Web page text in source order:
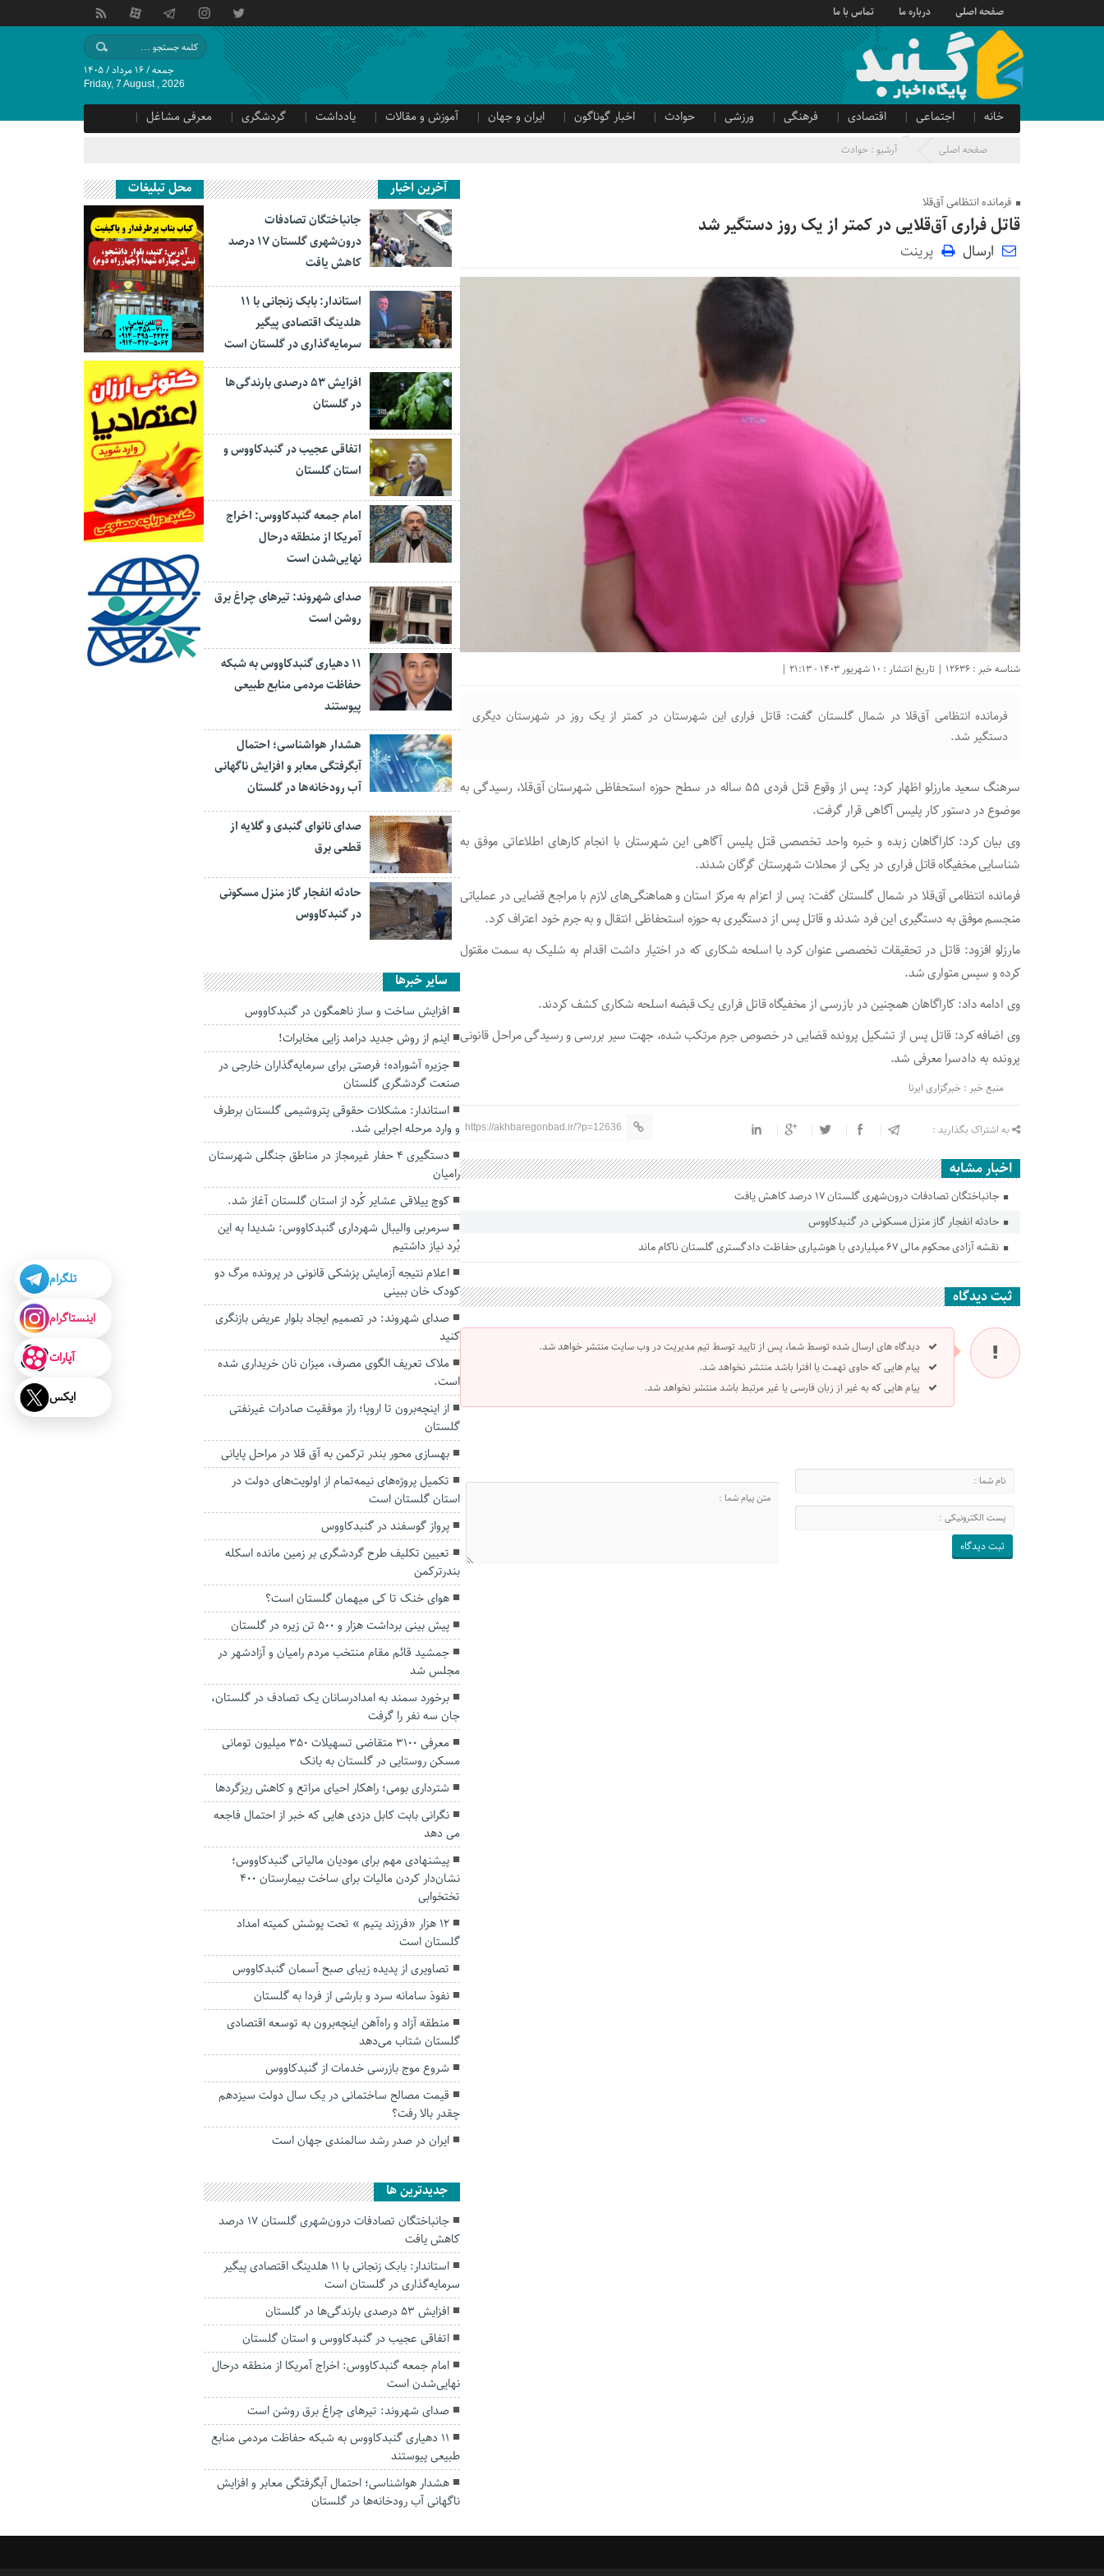
صفحه اصلی درباره ما تماس با ما
جمعه / ۱۶ مرداد / ۱۴۰۵
Friday, 7 August , 2026
خانه اجتماعی اقتصادی فرهنگی ورزشی حوادث اخبار گوناگون ایران و جهان آموزش و مقالات یادداشت گردشگری
معرفی مشاغل
صدای شهروند
آگهی دولتی صفحه اصلی آرشیو :حوادث
فرمانده انتظامی آق‌قلا
قاتل فراری آق‌قلایی در کمتر از یک روز دستگیر شد
ارسال پرینت
شناسه خبر : 12636 | تاریخ انتشار : 10 شهریور 1403 - 21:13 |
فرمانده انتظامی آق‌قلا در شمال گلستان گفت: قاتل فراری این شهرستان در کمتر از یک روز در شهرستان دیگری
دستگیر شد.
سرهنگ سعید مارزلو اظهار کرد: پس از وقوع قتل فردی ۵۵ ساله در سطح حوزه استحفاظی شهرستان آق‌قلا، رسیدگی به
موضوع در دستور کار پلیس آگاهی قرار گرفت.
وی بیان کرد: کاراگاهان زبده و خبره واحد تخصصی قتل پلیس آگاهی این شهرستان با انجام کارهای اطلاعاتی موفق به
شناسایی مخفیگاه قاتل فراری در یکی از محلات شهرستان گرگان شدند.
فرمانده انتظامی آق‌قلا در شمال گلستان گفت: پس از اعزام به مرکز استان و هماهنگی‌های لازم با مراجع قضایی در عملیاتی
منجسم موفق به دستگیری این فرد شدند و قاتل پس از دستگیری به حوزه استحفاظی انتقال و به جرم خود اعتراف کرد.
مارزلو افزود: قاتل در تحقیقات تخصصی عنوان کرد با اسلحه شکاری که در اختیار داشت اقدام به شلیک به سمت مقتول
کرده و سپس متواری شد.
وی ادامه داد: کاراگاهان همچنین در بازرسی از مخفیگاه قاتل فراری یک قبضه اسلحه شکاری کشف کردند.
وی اضافه کرد: قاتل پس از تشکیل پرونده قضایی در خصوص جرم مرتکب شده، جهت سیر بررسی و رسیدگی مراحل قانونی
پرونده به دادسرا معرفی شد.
منبع خبر : خبرگزاری ایرنا
به اشتراک بگذارید : https://akhbaregonbad.ir/?p=12636
اخبار مشابه
جانباختگان تصادفات درون‌شهری گلستان ۱۷ درصد کاهش یافت
حادثه انفجار گاز منزل مسکونی در گنبدکاووس
نقشه آزادی محکوم مالی ۶۷ میلیاردی با هوشیاری حفاظت دادگستری گلستان ناکام ماند
ثبت دیدگاه
دیدگاه های ارسال شده توسط شما، پس از تایید توسط تیم مدیریت در وب سایت منتشر خواهد شد.
پیام هایی که حاوی تهمت یا افترا باشد منتشر نخواهد شد.
پیام هایی که به غیر از زبان فارسی یا غیر مرتبط باشد منتشر نخواهد شد.
آخرین اخبار
جانباختگان تصادفات
درون‌شهری گلستان ۱۷ درصد
کاهش یافت
استاندار: بابک زنجانی با ۱۱
هلدینگ اقتصادی پیگیر
سرمایه‌گذاری در گلستان است
افزایش ۵۳ درصدی بارندگی‌ها
در گلستان
اتفاقی عجیب در‌ گنبدکاووس و
استان گلستان
امام جمعه گنبدکاووس: اخراج
آمریکا از منطقه درحال
نهایی‌شدن است
صدای شهروند: تیرهای چراغ برق
روشن است
۱۱ دهیاری گنبدکاووس به شبکه
حفاظت مردمی منابع طبیعی
پیوستند
هشدار هواشناسی؛ احتمال
آبگرفتگی معابر و افزایش ناگهانی
آب رودخانه‌ها در گلستان
صدای نانوای گنبدی و گلایه از
قطعی برق
حادثه انفجار گاز منزل مسکونی
در گنبدکاووس
سایر خبرها
افزایش ساخت و ساز ناهمگون در گنبدکاووس
اینم از روش جدید درامد زایی مخابرات!
جزیره آشوراده؛ فرصتی برای سرمایه‌گذاران خارجی در
صنعت گردشگری گلستان
استاندار: مشکلات حقوقی پتروشیمی گلستان برطرف
و وارد مرحله اجرایی شد.
دستگیری ۴ حفار غیرمجاز در مناطق جنگلی شهرستان
رامیان
کوچ ییلاقی عشایر کُرد از استان گلستان آغاز شد.
سرمربی والیبال شهرداری گنبدکاووس: شدیدا به این
بُرد نیاز داشتیم
اعلام نتیجه آزمایش پزشکی قانونی در پرونده مرگ دو
کودک خان ببینی
صدای شهروند: در تصمیم ایجاد بلوار عریض بازنگری
کنید
ملاک تعریف الگوی مصرف، میزان نان خریداری شده
است.
از اینچه‌برون تا اروپا؛ راز موفقیت صادرات غیرنفتی
گلستان
بهسازی محور بندر ترکمن به آق قلا در مراحل پایانی
تکمیل پروژه‌های نیمه‌تمام از اولویت‌های دولت در
استان گلستان است
پرواز گوسفند در گنبدکاووس
تعیین تکلیف طرح گردشگری بر زمین مانده‌ اسکله
بندرترکمن
هوای خنک تا کی میهمان گلستان است؟
پیش بینی برداشت هزار و ۵۰۰ تن زیره در گلستان
جمشید قائم مقام منتخب مردم رامیان و آزادشهر در
مجلس شد
برخورد سمند به امدادرسانان یک تصادف در گلستان،
جان سه نفر را گرفت
معرفی ۳۱۰۰ متقاضی تسهیلات ۳۵۰ میلیون تومانی
مسکن روستایی در گلستان به بانک
شترداری بومی؛ راهکار احیای مراتع و کاهش ریزگردها
نگرانی بابت کابل دزدی هایی که خبر از احتمال فاجعه
می دهد
پیشنهادی مهم برای مودیان مالیاتی گنبدکاووس؛
نشان‌دار کردن مالیات برای ساخت بیمارستان ۴۰۰
تختخوابی
۱۲ هزار «فرزند یتیم » تحت پوشش کمیته امداد
گلستان است
تصاویری از پدیده زیبای صبح آسمان گنبدکاووس
نفوذ سامانه سرد و بارشی از فردا به گلستان
منطقه آزاد و راه‌آهن اینچه‌برون به توسعه اقتصادی
گلستان شتاب می‌دهد
شروع موج بازرسی خدمات از گنبدکاووس
قیمت مصالح ساختمانی در یک سال دولت سیزدهم
چقدر بالا رفت؟
ایران در صدر رشد سالمندی جهان است
جديدترين ها
جانباختگان تصادفات درون‌شهری گلستان ۱۷ درصد
کاهش یافت
استاندار: بابک زنجانی با ۱۱ هلدینگ اقتصادی پیگیر
سرمایه‌گذاری در گلستان است
افزایش ۵۳ درصدی بارندگی‌ها در گلستان
اتفاقی عجیب در‌ گنبدکاووس و استان گلستان
امام جمعه گنبدکاووس: اخراج آمریکا از منطقه درحال
نهایی‌شدن است
صدای شهروند: تیرهای چراغ برق روشن است
۱۱ دهیاری گنبدکاووس به شبکه حفاظت مردمی منابع
طبیعی پیوستند
هشدار هواشناسی؛ احتمال آبگرفتگی معابر و افزایش
ناگهانی آب رودخانه‌ها در گلستان
محل تبلیغات
تلگرام
اینستاگرام
آپارات
ایکس